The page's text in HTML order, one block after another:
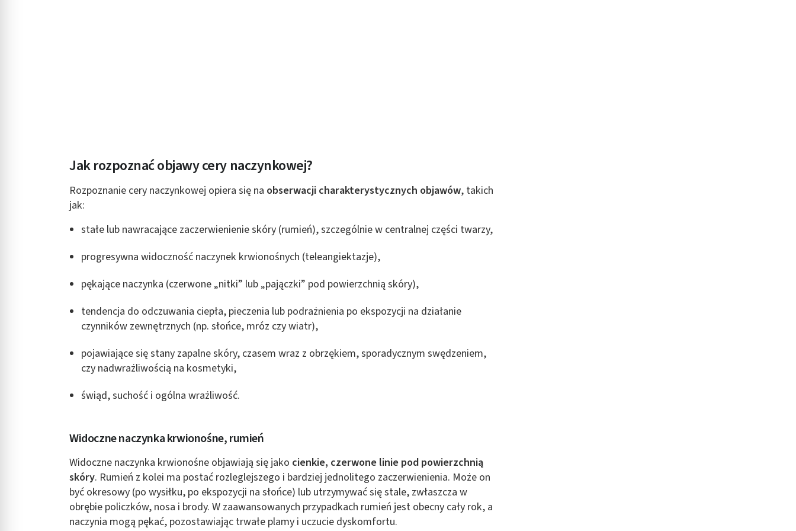
Jak rozpoznać objawy cery naczynkowej?
Rozpoznanie cery naczynkowej opiera się na obserwacji charakterystycznych objawów, takich
jak:
stałe lub nawracające zaczerwienienie skóry (rumień), szczególnie w centralnej części twarzy,
progresywna widoczność naczynek krwionośnych (teleangiektazje),
pękające naczynka (czerwone „nitki” lub „pajączki” pod powierzchnią skóry),
tendencja do odczuwania ciepła, pieczenia lub podrażnienia po ekspozycji na działanie
czynników zewnętrznych (np. słońce, mróz czy wiatr),
pojawiające się stany zapalne skóry, czasem wraz z obrzękiem, sporadycznym swędzeniem,
czy nadwrażliwością na kosmetyki,
świąd, suchość i ogólna wrażliwość.
Widoczne naczynka krwionośne, rumień
Widoczne naczynka krwionośne objawiają się jako cienkie, czerwone linie pod powierzchnią
skóry. Rumień z kolei ma postać rozleglejszego i bardziej jednolitego zaczerwienienia. Może on
być okresowy (po wysiłku, po ekspozycji na słońce) lub utrzymywać się stale, zwłaszcza w
obrębie policzków, nosa i brody. W zaawansowanych przypadkach rumień jest obecny cały rok, a
naczynia mogą pękać, pozostawiając trwałe plamy i uczucie dyskomfortu.
Wydajność (Performance)
Reklama / śledzenie